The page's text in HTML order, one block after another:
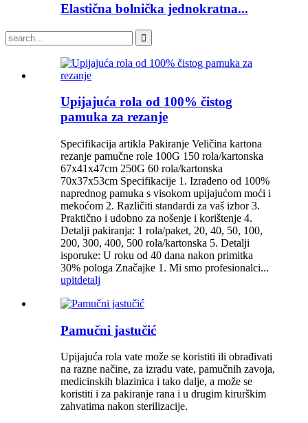
Elastična bolnička jednokratna...
Upijajuća rola od 100% čistog
pamuka za rezanje
Specifikacija artikla Pakiranje Veličina kartona
rezanje pamučne role 100G 150 rola/kartonska
67x41x47cm 250G 60 rola/kartonska
70x37x53cm Specifikacije 1. Izrađeno od 100%
naprednog pamuka s visokom upijajućom moći i
mekoćom 2. Različiti standardi za vaš izbor 3.
Praktično i udobno za nošenje i korištenje 4.
Detalji pakiranja: 1 rola/paket, 20, 40, 50, 100,
200, 300, 400, 500 rola/kartonska 5. Detalji
isporuke: U roku od 40 dana nakon primitka
30% pologa Značajke 1. Mi smo profesionalci...
upitdetalj
Pamučni jastučić
Upijajuća rola vate može se koristiti ili obrađivati
na razne načine, za izradu vate, pamučnih zavoja,
medicinskih blazinica i tako dalje, a može se
koristiti i za pakiranje rana i u drugim kirurškim
zahvatima nakon sterilizacije.